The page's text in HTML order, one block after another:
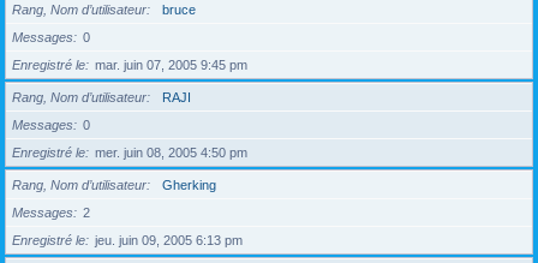
Rang, Nom d’utilisateur
bruce
Messages
0
Enregistré le
mar. juin 07, 2005 9:45 pm
Rang, Nom d’utilisateur
RAJI
Messages
0
Enregistré le
mer. juin 08, 2005 4:50 pm
Rang, Nom d’utilisateur
Gherking
Messages
2
Enregistré le
jeu. juin 09, 2005 6:13 pm